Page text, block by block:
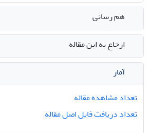
هم رسانی
ارجاع به این مقاله
آمار
تعداد مشاهده مقاله
تعداد دریافت فایل اصل مقاله